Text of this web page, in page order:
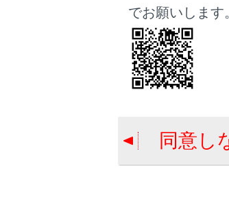
画面表示設定
でお願いします
同意し